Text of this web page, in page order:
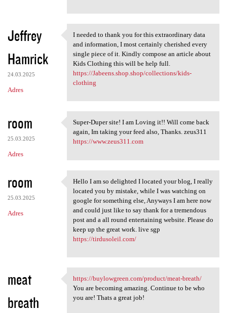
Jeffrey
Hamrick
24.03.2025
Adres
I needed to thank you for
I needed to thank you for this extraordinary data
and information, I most certainly cherished every
single piece of it. Kindly compose an article about
Kids Clothing this will be help full.
https://Jabeens.shop.shop/collections/kids-
clothing
room
25.03.2025
Adres
Super-Duper site! I am Loving
Super-Duper site! I am Loving it!! Will come back
again, Im taking your feed also, Thanks. zeus311
https://www.zeus311.com
room
25.03.2025
Adres
Hello I am so delighted I
Hello I am so delighted I located your blog, I really
located you by mistake, while I was watching on
google for something else, Anyways I am here now
and could just like to say thank for a tremendous
post and a all round entertaining website. Please do
keep up the great work. live sgp
https://tirdusoleil.com/
meat
breath
https://buylowgreen.com
https://buylowgreen.com/product/meat-breath/
You are becoming amazing. Continue to be who
you are! Thats a great job!